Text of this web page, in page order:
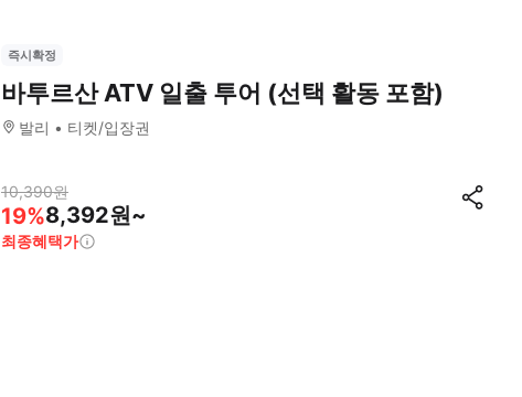
즉시확정
바투르산 ATV 일출 투어 (선택 활동 포함)
발리 티켓/입장권
10,390원
19%8,392원~
최종혜택가